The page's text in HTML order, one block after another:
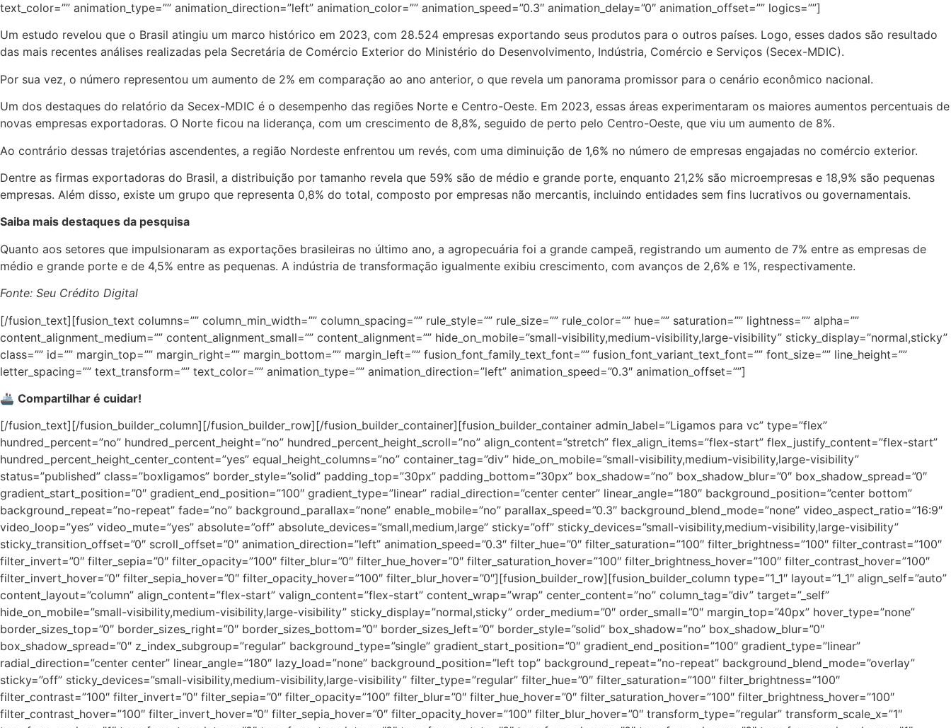
text_color=”” animation_type=”” animation_direction=”left” animation_color=”” animation_speed=”0.3″ animation_delay=”0″ animation_offset=”” logics=””]
Um estudo revelou que o Brasil atingiu um marco histórico em 2023, com 28.524 empresas exportando seus produtos para o outros países. Logo, esses dados são resultado
das mais recentes análises realizadas pela Secretária de Comércio Exterior do Ministério do Desenvolvimento, Indústria, Comércio e Serviços (Secex-MDIC).
Por sua vez, o número representou um aumento de 2% em comparação ao ano anterior, o que revela um panorama promissor para o cenário econômico nacional.
Um dos destaques do relatório da Secex-MDIC é o desempenho das regiões Norte e Centro-Oeste. Em 2023, essas áreas experimentaram os maiores aumentos percentuais de
novas empresas exportadoras. O Norte ficou na liderança, com um crescimento de 8,8%, seguido de perto pelo Centro-Oeste, que viu um aumento de 8%.
Ao contrário dessas trajetórias ascendentes, a região Nordeste enfrentou um revés, com uma diminuição de 1,6% no número de empresas engajadas no comércio exterior.
Dentre as firmas exportadoras do Brasil, a distribuição por tamanho revela que 59% são de médio e grande porte, enquanto 21,2% são microempresas e 18,9% são pequenas
empresas. Além disso, existe um grupo que representa 0,8% do total, composto por empresas não mercantis, incluindo entidades sem fins lucrativos ou governamentais.
Saiba mais destaques da pesquisa
Quanto aos setores que impulsionaram as exportações brasileiras no último ano, a agropecuária foi a grande campeã, registrando um aumento de 7% entre as empresas de
médio e grande porte e de 4,5% entre as pequenas. A indústria de transformação igualmente exibiu crescimento, com avanços de 2,6% e 1%, respectivamente.
Fonte: Seu Crédito Digital
[/fusion_text][fusion_text columns=”” column_min_width=”” column_spacing=”” rule_style=”” rule_size=”” rule_color=”” hue=”” saturation=”” lightness=”” alpha=””
content_alignment_medium=”” content_alignment_small=”” content_alignment=”” hide_on_mobile=”small-visibility,medium-visibility,large-visibility” sticky_display=”normal,sticky”
class=”” id=”” margin_top=”” margin_right=”” margin_bottom=”” margin_left=”” fusion_font_family_text_font=”” fusion_font_variant_text_font=”” font_size=”” line_height=””
letter_spacing=”” text_transform=”” text_color=”” animation_type=”” animation_direction=”left” animation_speed=”0.3″ animation_offset=””]
🚢 Compartilhar é cuidar!
[/fusion_text][/fusion_builder_column][/fusion_builder_row][/fusion_builder_container][fusion_builder_container admin_label=”Ligamos para vc” type=”flex”
hundred_percent=”no” hundred_percent_height=”no” hundred_percent_height_scroll=”no” align_content=”stretch” flex_align_items=”flex-start” flex_justify_content=”flex-start”
hundred_percent_height_center_content=”yes” equal_height_columns=”no” container_tag=”div” hide_on_mobile=”small-visibility,medium-visibility,large-visibility”
status=”published” class=”boxligamos” border_style=”solid” padding_top=”30px” padding_bottom=”30px” box_shadow=”no” box_shadow_blur=”0″ box_shadow_spread=”0″
gradient_start_position=”0″ gradient_end_position=”100″ gradient_type=”linear” radial_direction=”center center” linear_angle=”180″ background_position=”center bottom”
background_repeat=”no-repeat” fade=”no” background_parallax=”none” enable_mobile=”no” parallax_speed=”0.3″ background_blend_mode=”none” video_aspect_ratio=”16:9″
video_loop=”yes” video_mute=”yes” absolute=”off” absolute_devices=”small,medium,large” sticky=”off” sticky_devices=”small-visibility,medium-visibility,large-visibility”
sticky_transition_offset=”0″ scroll_offset=”0″ animation_direction=”left” animation_speed=”0.3″ filter_hue=”0″ filter_saturation=”100″ filter_brightness=”100″ filter_contrast=”100″
filter_invert=”0″ filter_sepia=”0″ filter_opacity=”100″ filter_blur=”0″ filter_hue_hover=”0″ filter_saturation_hover=”100″ filter_brightness_hover=”100″ filter_contrast_hover=”100″
filter_invert_hover=”0″ filter_sepia_hover=”0″ filter_opacity_hover=”100″ filter_blur_hover=”0″][fusion_builder_row][fusion_builder_column type=”1_1″ layout=”1_1″ align_self=”auto”
content_layout=”column” align_content=”flex-start” valign_content=”flex-start” content_wrap=”wrap” center_content=”no” column_tag=”div” target=”_self”
hide_on_mobile=”small-visibility,medium-visibility,large-visibility” sticky_display=”normal,sticky” order_medium=”0″ order_small=”0″ margin_top=”40px” hover_type=”none”
border_sizes_top=”0″ border_sizes_right=”0″ border_sizes_bottom=”0″ border_sizes_left=”0″ border_style=”solid” box_shadow=”no” box_shadow_blur=”0″
box_shadow_spread=”0″ z_index_subgroup=”regular” background_type=”single” gradient_start_position=”0″ gradient_end_position=”100″ gradient_type=”linear”
radial_direction=”center center” linear_angle=”180″ lazy_load=”none” background_position=”left top” background_repeat=”no-repeat” background_blend_mode=”overlay”
sticky=”off” sticky_devices=”small-visibility,medium-visibility,large-visibility” filter_type=”regular” filter_hue=”0″ filter_saturation=”100″ filter_brightness=”100″
filter_contrast=”100″ filter_invert=”0″ filter_sepia=”0″ filter_opacity=”100″ filter_blur=”0″ filter_hue_hover=”0″ filter_saturation_hover=”100″ filter_brightness_hover=”100″
filter_contrast_hover=”100″ filter_invert_hover=”0″ filter_sepia_hover=”0″ filter_opacity_hover=”100″ filter_blur_hover=”0″ transform_type=”regular” transform_scale_x=”1″